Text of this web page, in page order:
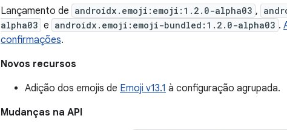
Lançamento de androidx.emoji:emoji:1.2.0-alpha03 ,
alpha03 e androidx.emoji:emoji-bundled:1.2.0-alpha03 .
confirmações.
Novos recursos
Adição dos emojis de Emoji v13.1 à configuração agrupada.
Mudanças na API